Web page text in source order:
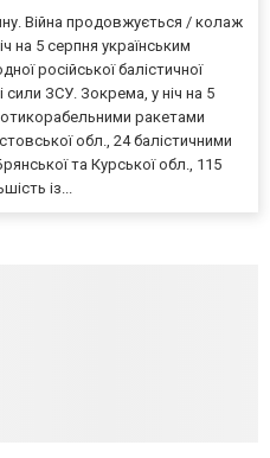
Війна продовжується / колаж
на 5 серпня українським
російської балістичної
ЗСУ. Зокрема, у ніч на 5
ракетами
обл., 24 балістичними
та Курської обл., 115
із...